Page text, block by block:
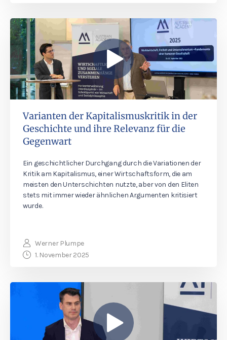
Varianten der Kapitalismuskritik in der
Geschichte und ihre Relevanz für die
Gegenwart
Ein geschichtlicher Durchgang durch die Variationen der
Kritik am Kapitalismus, einer Wirtschaftsform, die am
meisten den Unterschichten nutzte, aber von den Eliten
stets mit immer wieder ähnlichen Argumenten kritisiert
wurde.
Werner Plumpe
1. November 2025